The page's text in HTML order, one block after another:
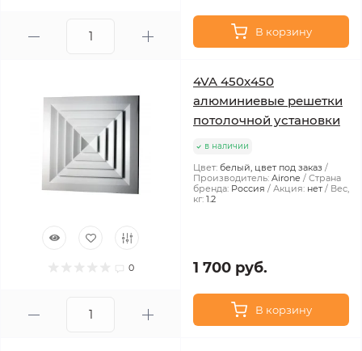
В корзину
0
4VA 450x450
алюминиевые решетки
потолочной установки
в наличии
Цвет: белый, цвет под заказ
Производитель: Airone
Страна
бренда: Россия Акция: нет
Вес,
кг: 1.2
1 700 руб.
В корзину